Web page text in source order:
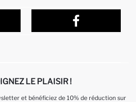
?
633
LE PLAISIR !
et bénéficiez de 10% de réduction sur